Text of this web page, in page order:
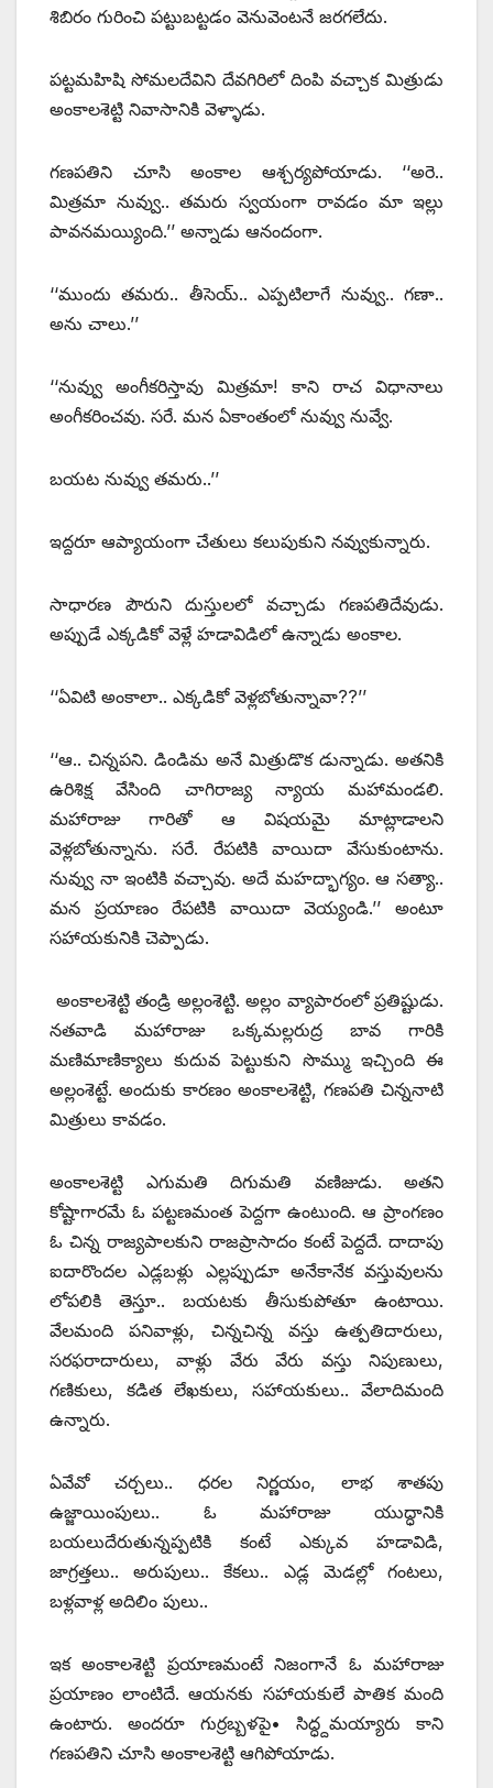
శిబిరం గురించి పట్టుబట్టడం వెనువెంటనే జరగలేదు.
పట్టమహిషి సోమలదేవిని దేవగిరిలో దింపి వచ్చాక మిత్రుడు
అంకాలశెట్టి నివాసానికి వెళ్ళాడు.
గణపతిని చూసి అంకాల ఆశ్చర్యపోయాడు. ‘‘అరె..
మిత్రమా నువ్వు.. తమరు స్వయంగా రావడం మా ఇల్లు
పావనమయ్యింది.’’ అన్నాడు ఆనందంగా.
‘‘ముందు తమరు.. తీసెయ్‌.. ఎప్పటిలాగే నువ్వు.. గణా..
అను చాలు.’’
‘‘నువ్వు అంగీకరిస్తావు మిత్రమా! కాని రాచ విధానాలు
అంగీకరించవు. సరే. మన ఏకాంతంలో నువ్వు నువ్వే.
బయట నువ్వు తమరు..’’
ఇద్దరూ ఆప్యాయంగా చేతులు కలుపుకుని నవ్వుకున్నారు.
సాధారణ పౌరుని దుస్తులలో వచ్చాడు గణపతిదేవుడు.
అప్పుడే ఎక్కడికో వెళ్లే హడావిడిలో ఉన్నాడు అంకాల.
‘‘ఏవిటి అంకాలా.. ఎక్కడికో వెళ్లబోతున్నావా??’’
‘‘ఆ.. చిన్నపని. డిండిమ అనే మిత్రుడొక డున్నాడు. అతనికి
ఉరిశిక్ష వేసింది చాగిరాజ్య న్యాయ మహామండలి.
మహారాజు గారితో ఆ విషయమై మాట్లాడాలని
వెళ్లబోతున్నాను. సరే. రేపటికి వాయిదా వేసుకుంటాను.
నువ్వు నా ఇంటికి వచ్చావు. అదే మహద్భాగ్యం. ఆ సత్యా..
మన ప్రయాణం రేపటికి వాయిదా వెయ్యండి.’’ అంటూ
సహాయకునికి చెప్పాడు.
అంకాలశెట్టి తండ్రి అల్లంశెట్టి. అల్లం వ్యాపారంలో ప్రతిష్టుడు.
నతవాడి మహారాజు ఒక్కమల్లరుద్ర బావ గారికి
మణిమాణిక్యాలు కుదువ పెట్టుకుని సొమ్ము ఇచ్చింది ఈ
అల్లంశెట్టే. అందుకు కారణం అంకాలశెట్టి, గణపతి చిన్ననాటి
మిత్రులు కావడం.
అంకాలశెట్టి ఎగుమతి దిగుమతి వణిజుడు. అతని
కోష్టాగారమే ఓ పట్టణమంత పెద్దగా ఉంటుంది. ఆ ప్రాంగణం
ఓ చిన్న రాజ్యపాలకుని రాజప్రాసాదం కంటే పెద్దదే. దాదాపు
ఐదారొందల ఎడ్లబళ్లు ఎల్లప్పుడూ అనేకానేక వస్తువులను
లోపలికి తెస్తూ.. బయటకు తీసుకుపోతూ ఉంటాయి.
వేలమంది పనివాళ్లు, చిన్నచిన్న వస్తు ఉత్పతిదారులు,
సరఫరాదారులు, వాళ్లు వేరు వేరు వస్తు నిపుణులు,
గణికులు, కడిత లేఖకులు, సహాయకులు.. వేలాదిమంది
ఉన్నారు.
ఏవేవో చర్చలు.. ధరల నిర్ణయం, లాభ శాతపు
ఉజ్జాయింపులు.. ఓ మహారాజు యుద్ధానికి
బయలుదేరుతున్నప్పటికి కంటే ఎక్కువ హడావిడి,
జాగ్రత్తలు.. అరుపులు.. కేకలు.. ఎడ్ల మెడల్లో గంటలు,
బళ్లవాళ్ల అదిలిం పులు..
ఇక అంకాలశెట్టి ప్రయాణమంటే నిజంగానే ఓ మహారాజు
ప్రయాణం లాంటిదే. ఆయనకు సహాయకులే పాతిక మంది
ఉంటారు. అందరూ గుర్రబ్బళపై• సిద్ధ్దమయ్యారు కాని
గణపతిని చూసి అంకాలశెట్టి ఆగిపోయాడు.